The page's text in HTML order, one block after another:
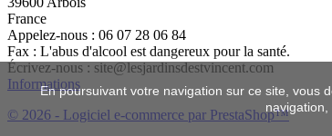
France
Appelez-nous : 06 07 28 06 84
Fax : L'abus d'alcool est dangereux pour la santé.
Écrivez-nous : site@lesjardinsdestvincent.com
Informations
En poursuivant votre navigation sur ce site, vous
© 2026 - Logiciel e-commerce par PrestaShop™